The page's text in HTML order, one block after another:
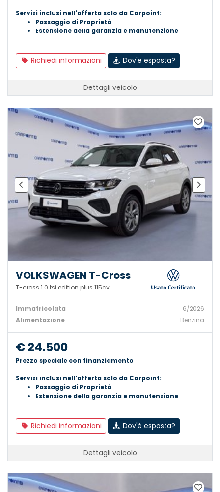
Servizi inclusi nell'offerta solo da Carpoint:
Passaggio di Proprietà
Estensione della garanzia e manutenzione
Richiedi informazioni Dov'è esposta?
Dettagli veicolo
VOLKSWAGEN T-Cross
T-cross 1.0 tsi edition plus 115cv
Immatricolata
6/2026
Alimentazione
Benzina
€ 24.500
Prezzo speciale con finanziamento
Servizi inclusi nell'offerta solo da Carpoint:
Passaggio di Proprietà
Estensione della garanzia e manutenzione
Richiedi informazioni Dov'è esposta?
Dettagli veicolo